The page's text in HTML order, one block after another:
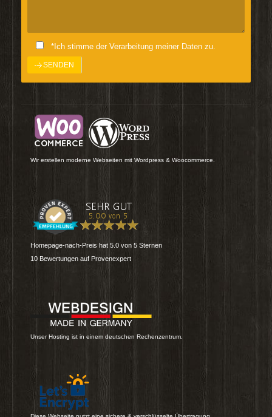
*Ich stimme der Verarbeitung meiner Daten zu.
Wir erstellen moderne Webseiten mit Wordpress & Woocommerce.
Homepage-nach-Preis hat 5.0 von 5 Sternen
10 Bewertungen auf Provenexpert
Unser Hosting ist in einem deutschen Rechenzentrum.